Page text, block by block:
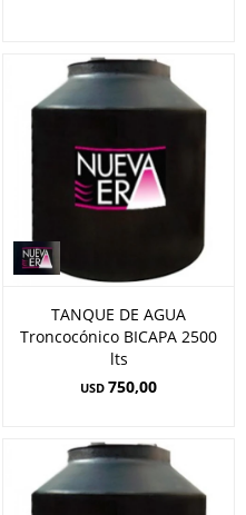
TANQUE DE AGUA
Troncocónico BICAPA 2500
lts
USD 750,00